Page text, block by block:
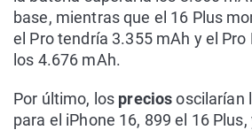
base, mientras que el 16 Plus
el Pro tendría 3.355 mAh y el
los 4.676 mAh.
Por último, los preciososcilarían
para el iPhone 16, 899 el 16